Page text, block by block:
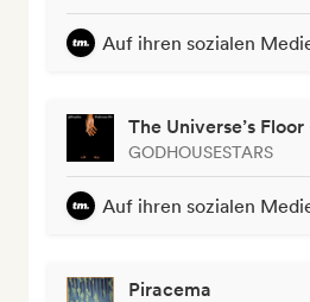
Auf ihren sozialen
The Universe’s
GODHOUSESTARS
Auf ihren sozialen
Piracema